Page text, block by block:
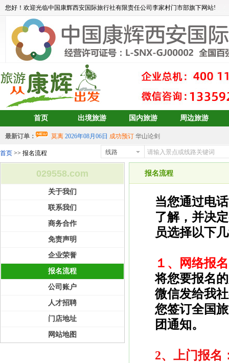
您好！欢迎光临中国康辉西安国际旅行社有限责任公司李家村门市部旗下网站!
首页 出境旅游 国内旅游 周边旅游
最新订单： 莫离 2026年08月06日 成功预订 华山论剑
成功预订
宝藏大东北6日游
2026年08月04日成功预订青岛、日照、乳山、威海、
2026年07月30日 成功预订
双岛青岛+威海+长岛+烟台
2026年07月30日 成功预订双岛青岛+威海+长岛+烟台
aalertlert(1)
双岛青岛+威海+长岛+烟台
2026年07月30日 成功预订
双岛青岛+威海+长岛+烟台
线路
首页 >> 报名流程
029558.com
关于我们
联系我们
商务合作
免责声明
企业荣誉
报名流程
公司账户
人才招聘
门店地址
网站地图
报名流程
当您通过电
了解，并决
员选择以下
１、网络报
将您要报名
微信发给我
您签订全国
团通知。
2、上门报名